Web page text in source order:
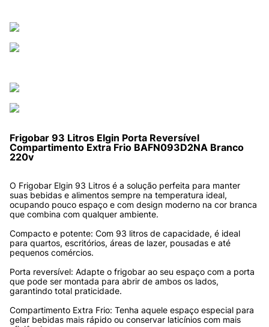
Frigobar 93 Litros Elgin Porta Reversível
Compartimento Extra Frio BAFN093D2NA Branco
220v
O Frigobar Elgin 93 Litros é a solução perfeita para manter
suas bebidas e alimentos sempre na temperatura ideal,
ocupando pouco espaço e com design moderno na cor branca
que combina com qualquer ambiente.
Compacto e potente: Com 93 litros de capacidade, é ideal
para quartos, escritórios, áreas de lazer, pousadas e até
pequenos comércios.
Porta reversível: Adapte o frigobar ao seu espaço com a porta
que pode ser montada para abrir de ambos os lados,
garantindo total praticidade.
Compartimento Extra Frio: Tenha aquele espaço especial para
gelar bebidas mais rápido ou conservar laticínios com mais